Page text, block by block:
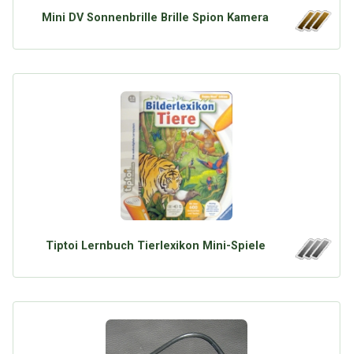
Mini DV Sonnenbrille Brille Spion Kamera
Tiptoi Lernbuch Tierlexikon Mini-Spiele